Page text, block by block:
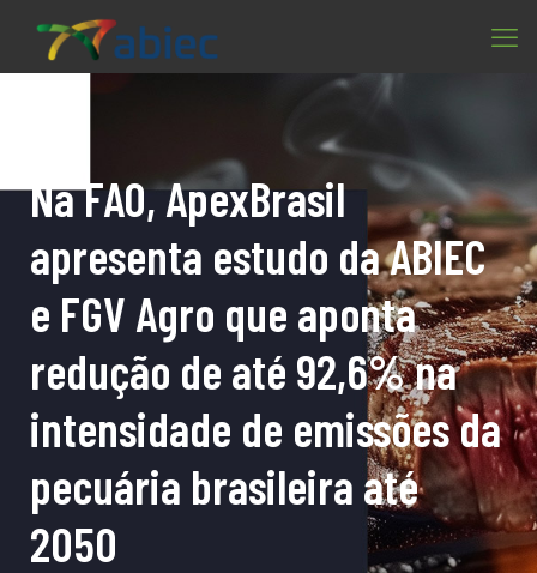
Na FAO, ApexBrasil
apresenta estudo da ABIEC
e FGV Agro que aponta
redução de até 92,6% na
intensidade de emissões da
pecuária brasileira até
2050